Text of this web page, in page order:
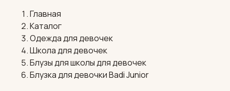
Главная
Каталог
Одежда для девочек
Школа для девочек
Блузы для школы для девочек
Блузка для девочки Badi Junior